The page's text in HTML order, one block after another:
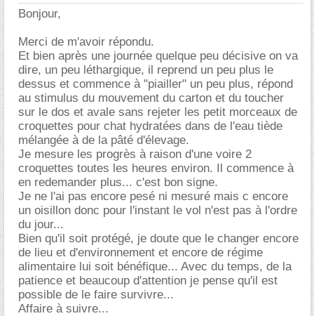
Bonjour,
Merci de m'avoir répondu.
Et bien après une journée quelque peu décisive on va
dire, un peu léthargique, il reprend un peu plus le
dessus et commence à "piailler" un peu plus, répond
au stimulus du mouvement du carton et du toucher
sur le dos et avale sans rejeter les petit morceaux de
croquettes pour chat hydratées dans de l'eau tiède
mélangée à de la pâté d'élevage.
Je mesure les progrès à raison d'une voire 2
croquettes toutes les heures environ. Il commence à
en redemander plus... c'est bon signe.
Je ne l'ai pas encore pesé ni mesuré mais c encore
un oisillon donc pour l'instant le vol n'est pas à l'ordre
du jour...
Bien qu'il soit protégé, je doute que le changer encore
de lieu et d'environnement et encore de régime
alimentaire lui soit bénéfique... Avec du temps, de la
patience et beaucoup d'attention je pense qu'il est
possible de le faire survivre...
Affaire à suivre...